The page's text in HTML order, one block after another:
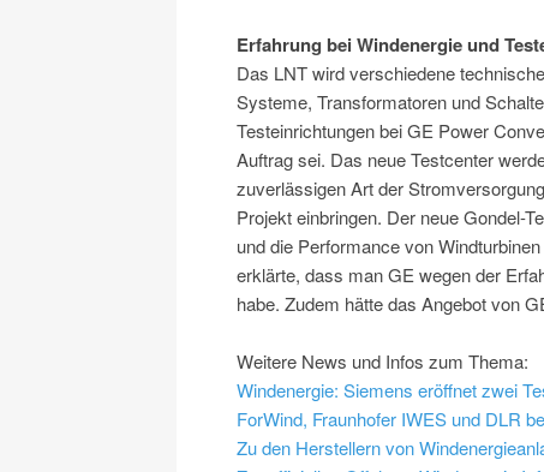
Erfahrung bei Windenergie und
Das LNT wird verschiedene
Systeme, Transformatoren und
Testeinrichtungen bei GE Power
Auftrag sei. Das neue Testcenter
zuverlässigen Art der
Projekt einbringen. Der neue Gondel-
und die Performance von
erklärte, dass man GE wegen der
habe. Zudem hätte das Angebot von
Weitere News und Infos zum Thema:
Windenergie: Siemens eröffnet zwei
ForWind, Fraunhofer IWES und DLR
Zu den Herstellern von